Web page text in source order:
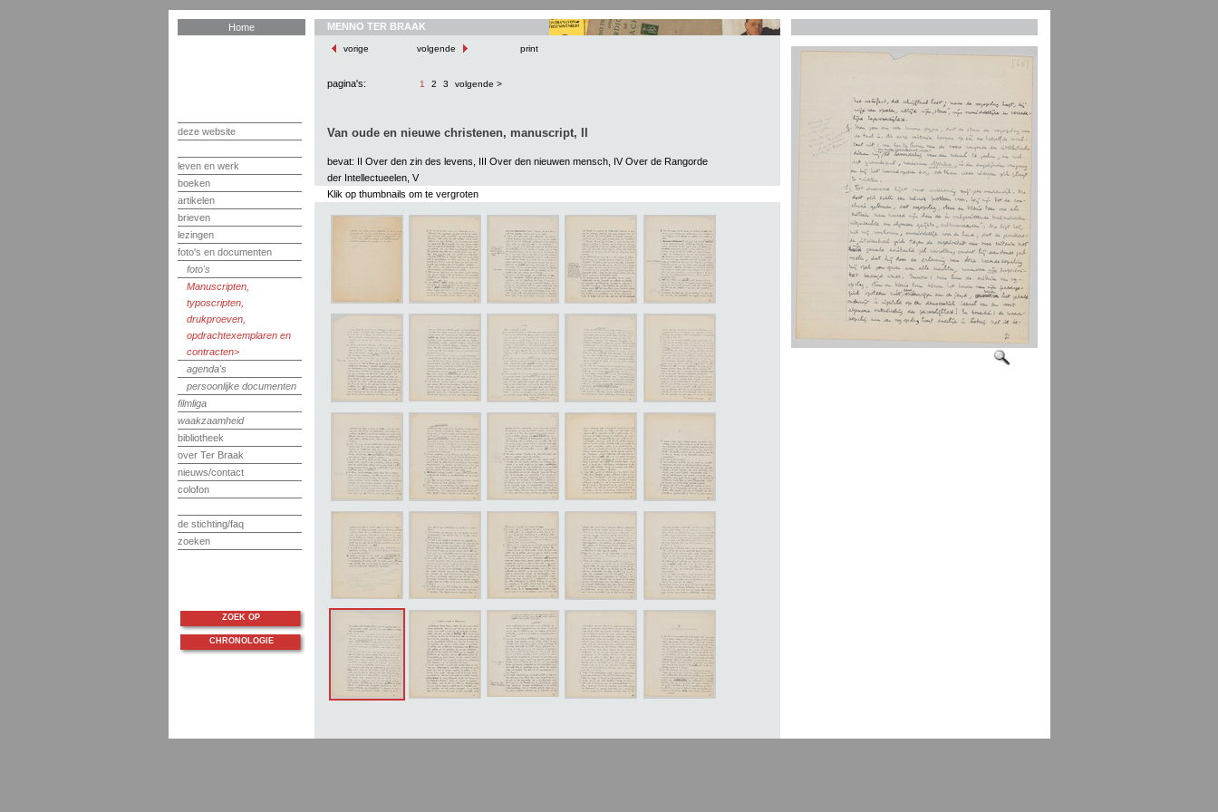
Home
deze website
leven en werk
boeken
artikelen
brieven
lezingen
foto's en documenten
foto's
Manuscripten,
typoscripten,
drukproeven,
opdrachtexemplaren en
contracten
agenda's
persoonlijke documenten
filmliga
waakzaamheid
bibliotheek
over Ter Braak
nieuws/contact
colofon
de stichting/faq
zoeken
MENNO TER BRAAK
vorige volgende print
pagina's: 1 2 3 volgende >
Van oude en nieuwe christenen, manuscript, II
bevat: II Over den zin des levens, III Over den nieuwen mensch, IV Over de Rangorde
der Intellectueelen, V
Klik op thumbnails om te vergroten
ZOEK OP
CHRONOLOGIE